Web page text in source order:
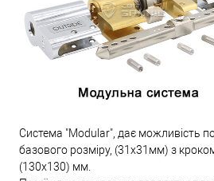
Система "Modular", дає можливість
базового розміру, (31х31мм) з
(130х130) мм.